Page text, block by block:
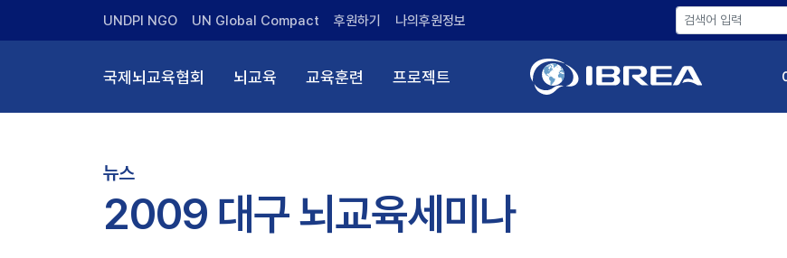
UNDPI NGO UN Global Compact 후원하기 나의후원정보
국제뇌교육협회 뇌교육 교육훈련 프로젝트
뉴스
2009 대구 뇌교육세미나